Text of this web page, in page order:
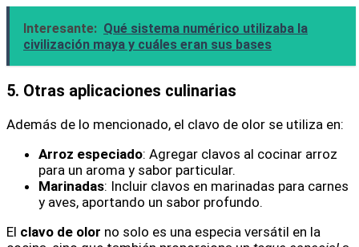
Interesante: Qué sistema numérico utilizaba la
civilización maya y cuáles eran sus bases
5. Otras aplicaciones culinarias
Además de lo mencionado, el clavo de olor se utiliza en:
Arroz especiado: Agregar clavos al cocinar arroz
para un aroma y sabor particular.
Marinadas: Incluir clavos en marinadas para carnes
y aves, aportando un sabor profundo.
El clavo de olor no solo es una especia versátil en la